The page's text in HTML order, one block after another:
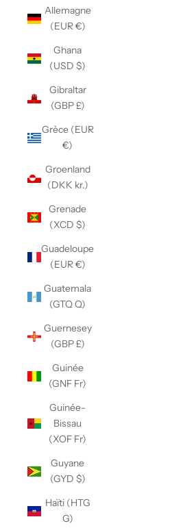
Allemagne
(EUR €)
Ghana
(USD $)
Gibraltar
(GBP £)
Grèce (EUR
€)
Groenland
(DKK kr.)
Grenade
(XCD $)
Guadeloupe
(EUR €)
Guatemala
(GTQ Q)
Guernesey
(GBP £)
Guinée
(GNF Fr)
Guinée-
Bissau
(XOF Fr)
Guyane
(GYD $)
Haïti (HTG
G)